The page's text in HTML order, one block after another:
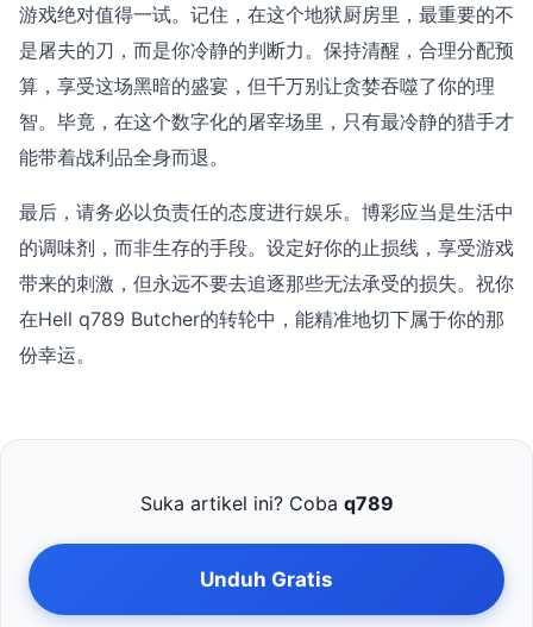
游戏绝对值得一试。记住，在这个地狱厨房里，最重要的不
是屠夫的刀，而是你冷静的判断力。保持清醒，合理分配预
算，享受这场黑暗的盛宴，但千万别让贪婪吞噬了你的理
智。毕竟，在这个数字化的屠宰场里，只有最冷静的猎手才
能带着战利品全身而退。
最后，请务必以负责任的态度进行娱乐。博彩应当是生活中
的调味剂，而非生存的手段。设定好你的止损线，享受游戏
带来的刺激，但永远不要去追逐那些无法承受的损失。祝你
在Hell q789 Butcher的转轮中，能精准地切下属于你的那
份幸运。
Suka artikel ini? Coba q789
Unduh Gratis